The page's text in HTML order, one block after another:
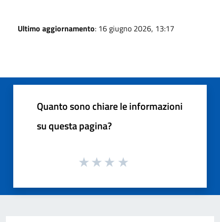
Ultimo aggiornamento: 16 giugno 2026, 13:17
Quanto sono chiare le informazioni
su questa pagina?